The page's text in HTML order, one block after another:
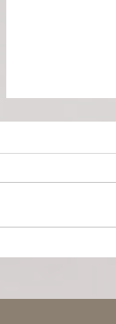
La fracture